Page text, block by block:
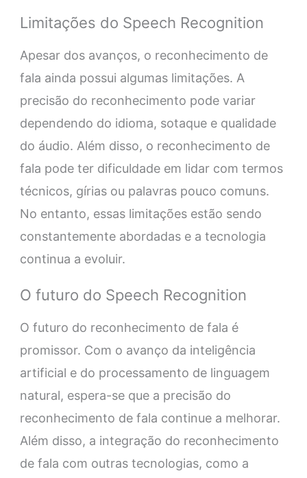
Limitações do Speech Recognition
Apesar dos avanços, o reconhecimento de
fala ainda possui algumas limitações. A
precisão do reconhecimento pode variar
dependendo do idioma, sotaque e qualidade
do áudio. Além disso, o reconhecimento de
fala pode ter dificuldade em lidar com termos
técnicos, gírias ou palavras pouco comuns.
No entanto, essas limitações estão sendo
constantemente abordadas e a tecnologia
continua a evoluir.
O futuro do Speech Recognition
O futuro do reconhecimento de fala é
promissor. Com o avanço da inteligência
artificial e do processamento de linguagem
natural, espera-se que a precisão do
reconhecimento de fala continue a melhorar.
Além disso, a integração do reconhecimento
de fala com outras tecnologias, como a